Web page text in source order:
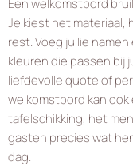
Een welkomstbord
Je kiest het materiaal,
rest. Voeg jullie
kleuren die passen bij
liefdevolle quote of
welkomstbord kan
tafelschikking, het
gasten precies wat
dag.